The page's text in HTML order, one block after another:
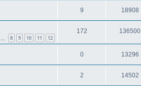
9 18908
8 9 10 11 12
172 136500
0 13296
2 14502